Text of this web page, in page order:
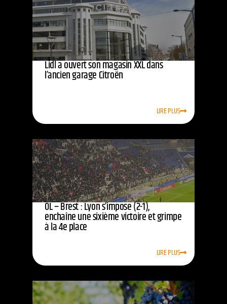
Lidl a ouvert son magasin XXL dans
l’ancien garage Citroën
LIRE PLUS
OL – Brest : Lyon s’impose (2-1),
enchaîne une sixième victoire et grimpe
à la 4e place
LIRE PLUS